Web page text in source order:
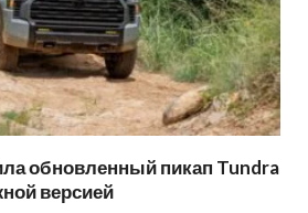
обновленный пикап Tundra
версией